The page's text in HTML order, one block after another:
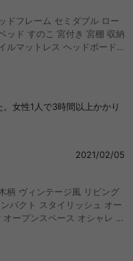
ドフレーム セミダブル ロー
ッド すのこ 宮付き 宮棚 収納
女性1人で3時間以上かかり
2021/02/05
柄 ヴィンテージ風 リビング
パクト スタイリッシュ オー
ープンスペース オシャレ デ